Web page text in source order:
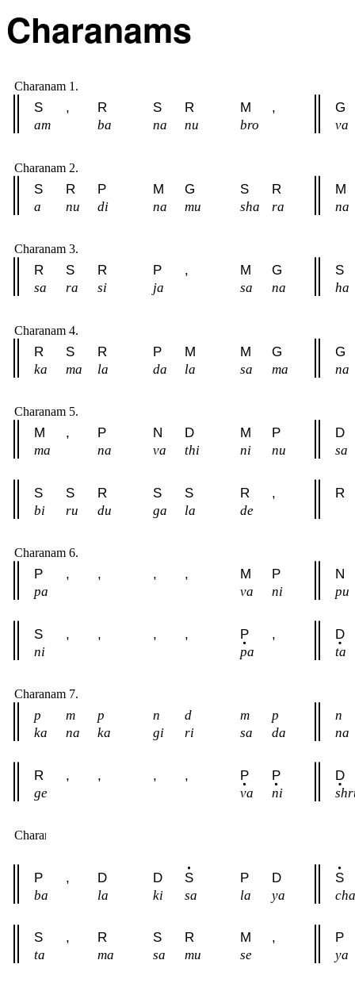
Charanams
Charanam 1.
S , R S R M , G
am ba na nu bro va
Charanam 2.
S R P M G S R M
a nu di na mu sha ra na
Charanam 3.
R S R P , M G S
sa ra si ja sa na ha
Charanam 4.
R S R P M M G G
ka ma la da la sa ma na
Charanam 5.
M , P N D M P D
ma na va thi ni nu sa
S S R S S R , R
bi ru du ga la de
Charanam 6.
P , , , , M P N
pa va ni pu
S , , , , P , D
ni pa ta
Charanam 7.
p m p n d m p
n
ka
na ka gi ri sa da na
R , , , , P P D
ge va ni
Charanam 8.
P , D D S P D S
ba la ki sa la ya cha
S , R S R M , P
ta ma sa mu se ya